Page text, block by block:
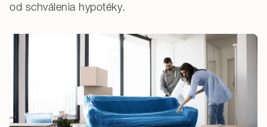
od schválenia hypotéky.